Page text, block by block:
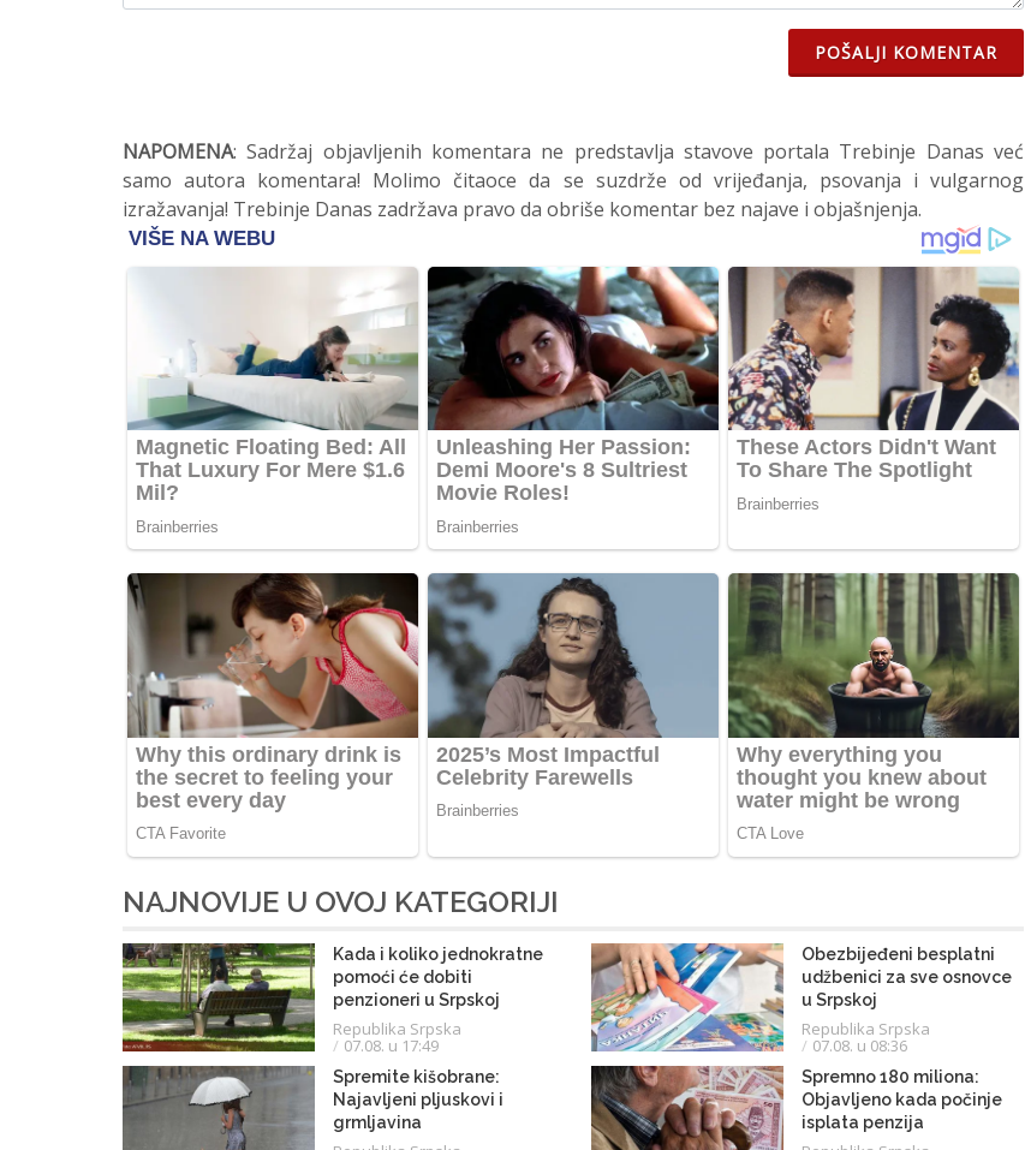
POŠALJI KOMENTAR
NAPOMENA: Sadržaj objavljenih komentara ne predstavlja stavove portala Trebinje Danas već
samo autora komentara! Molimo čitaoce da se suzdrže od vrijeđanja, psovanja i vulgarnog
izražavanja! Trebinje Danas zadržava pravo da obriše komentar bez najave i objašnjenja.
NAJNOVIJE U OVOJ KATEGORIJI
Kada i koliko jednokratne
pomoći će dobiti
penzioneri u Srpskoj
Republika Srpska
07.08. u 17:49
Obezbijeđeni besplatni
udžbenici za sve osnovce
u Srpskoj
Republika Srpska
07.08. u 08:36
Spremite kišobrane:
Najavljeni pljuskovi i
grmljavina
Spremno 180 miliona:
Objavljeno kada počinje
isplata penzija